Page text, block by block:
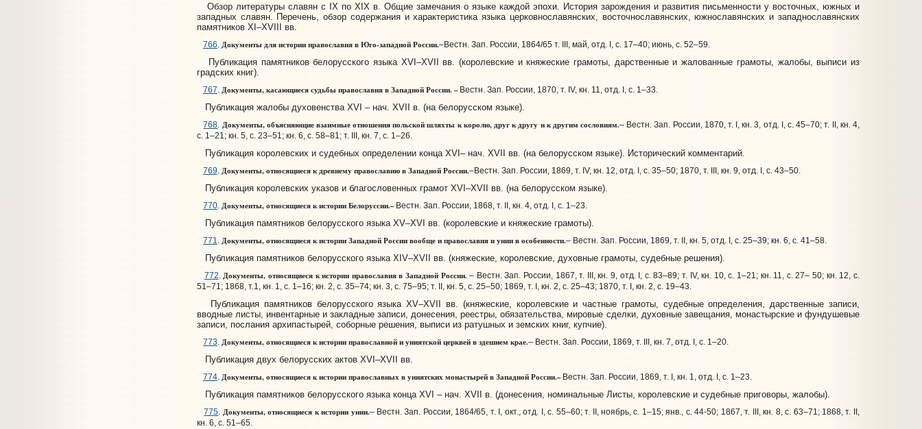
Обзор литературы славян с IX по XIX в. Общие замечания о языке каждой эпохи. История зарождения и развития письменности у восточных, южных и
западных славян. Перечень, обзор содержания и характеристика языка церковнославянских, восточнославянских, южнославянских и западнославянских
памятников XI–XVIII вв.
766.Документы для истории православия в Юго-западной России.–Вестн. Зап. России, 1864/65 т. III, май, отд. I, с. 17–40; июнь, с. 52–59.
Публикация памятников белорусского языка XVI–XVII вв. (королевские и княжеские грамоты, дарственные и жалованные грамоты, жалобы, выписи из
градских книг).
767.Документы, касающиеся судьбы православия в Западной России. –Вестн. Зап. России, 1870, т. IV, кн. 11, отд. I, с. 1–33.
Публикация жалобы духовенства XVI – нач. XVII в. (на белорусском языке).
768. Документы, объясняющие взаимные отношения польской шляхты к королю, друг к другу и к другим сословиям.– Вестн. Зап. России, 1870, т. I, кн. 3, отд. I, с. 45–70; т. II, кн. 4,
с. 1–21; кн. 5, с. 23–51; кн. 6, с. 58–81; т. III, кн. 7, с. 1–26.
Публикация королевских и судебных определении конца XVI– нач. XVII вв. (на белорусском языке). Исторический комментарий.
769.Документы, относящиеся к древнему православию в Западной России.–Вестн. Зап. России, 1869, т. IV, кн. 12, отд. I, с. 35–50; 1870, т. III, кн. 9, отд. I, с. 43–50.
Публикация королевских указов и благословенных грамот XVI–XVII вв. (на белорусском языке).
770.Документы, относящиеся к истории Белоруссии.–Вестн. Зап. России, 1868, т. II, кн. 4, отд. I, с. 1–23.
Публикация памятников белорусского языка XV–XVI вв. (королевские и княжеские грамоты).
771.Документы, относящиеся к истории Западной России вообще и православия и унии в особенности.– Вестн. Зап. России, 1869, т. II, кн. 5, отд. I, с. 25–39; кн. 6, с. 41–58.
Публикация памятников белорусского языка XIV–XVII вв. (княжеские, королевские, духовные грамоты, судебные решения).
772.Документы, относящиеся к истории православия в Западной России.– Вестн. Зап. России, 1867, т. III, кн. 9, отд. I, с. 83–89; т. IV, кн. 10, с. 1–21; кн. 11, с. 27– 50; кн. 12, с.
51–71; 1868, т.1, кн. 1, с. 1–16; кн. 2, с. 35–74; кн. 3, с. 75–95; т. II, кн. 5, с. 25–50; 1869, т. I, кн. 2, с. 25–43; 1870, т. I, кн. 2, с. 19–43.
Публикация памятников белорусского языка XV–XVII вв. (княжеские, королевские и частные грамоты, судебные определения, дарственные записи,
вводные листы, инвентарные и закладные записи, донесения, реестры, обязательства, мировые сделки, духовные завещания, монастырские и фундушевые
записи, послания архипастырей, соборные решения, выписи из ратушных и земских книг, купчие).
773.Документы, относящиеся к истории православной и униятской церквей в здешнем крае.– Вестн. Зап. России, 1869, т. III, кн. 7, отд. I, с. 1–20.
Публикация двух белорусских актов XVI–XVII вв.
774.Документы, относящиеся к истории православных в униятских монастырей в Западной России.–Вестн. Зап. России, 1869, т. I, кн. 1, отд. I, с. 1–23.
Публикация памятников белорусского языка конца XVI – нач. XVII в. (донесения, номинальные Листы, королевские и судебные приговоры, жалобы).
775. Документы, относящиеся к истории унии.– Вестн. Зап. России, 1864/65, т. I, окт., отд. I, с. 55–60; т. II, ноябрь, с. 1–15; янв., с. 44-50; 1867, т. III, кн. 8, с. 63–71; 1868, т. II,
кн. 6, с. 51–65.